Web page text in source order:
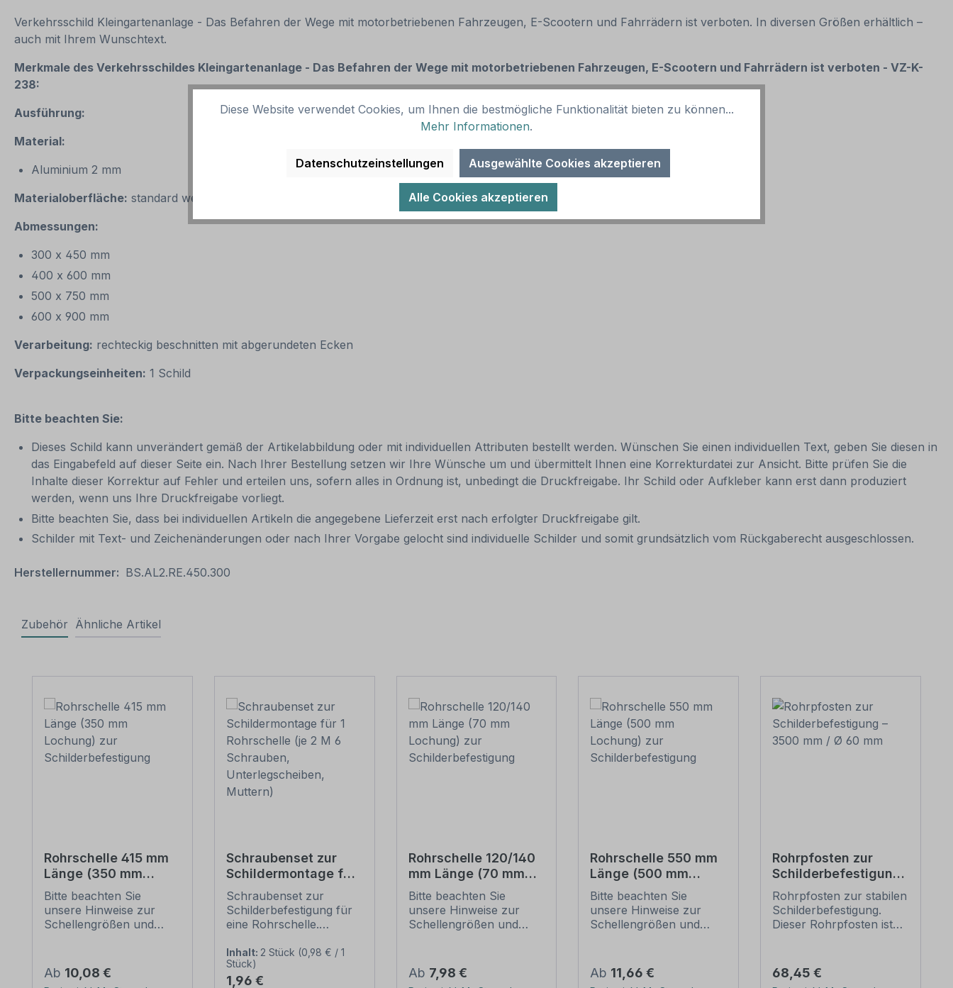
Verkehrsschild Kleingartenanlage - Das Befahren der Wege mit motorbetriebenen Fahrzeugen, E-Scootern und Fahrrädern ist verboten. In diversen Größen erhältlich –
auch mit Ihrem Wunschtext.
Merkmale des Verkehrsschildes Kleingartenanlage - Das Befahren der Wege mit motorbetriebenen Fahrzeugen, E-Scootern und Fahrrädern ist verboten - VZ-K-
238:
Ausführung:
Material:
Aluminium 2 mm
Materialoberfläche: standard weiß oder reflektierend (RA 1)
Abmessungen:
300 x 450 mm
400 x 600 mm
500 x 750 mm
600 x 900 mm
Verarbeitung: rechteckig beschnitten mit abgerundeten Ecken
Verpackungseinheiten: 1 Schild
Bitte beachten Sie:
Dieses Schild kann unverändert gemäß der Artikelabbildung oder mit individuellen Attributen bestellt werden. Wünschen Sie einen individuellen Text, geben Sie diesen in
das Eingabefeld auf dieser Seite ein. Nach Ihrer Bestellung setzen wir Ihre Wünsche um und übermittelt Ihnen eine Korrekturdatei zur Ansicht. Bitte prüfen Sie die
Inhalte dieser Korrektur auf Fehler und erteilen uns, sofern alles in Ordnung ist, unbedingt die Druckfreigabe. Ihr Schild oder Aufkleber kann erst dann produziert
werden, wenn uns Ihre Druckfreigabe vorliegt.
Bitte beachten Sie, dass bei individuellen Artikeln die angegebene Lieferzeit erst nach erfolgter Druckfreigabe gilt.
Schilder mit Text- und Zeichenänderungen oder nach Ihrer Vorgabe gelocht sind individuelle Schilder und somit grundsätzlich vom Rückgaberecht ausgeschlossen.
Herstellernummer: BS.AL2.RE.450.300
Zubehör Ähnliche Artikel
Rohrschelle 415 mm
Länge (350 mm
Lochung) zur
Schilderbefestigung
Bitte beachten Sie
unsere Hinweise zur
Schellengrößen und
(weiter unten).
Rohrschellen nach der
Regulärer Preis:
Ab 10,08 €
Schraubenset zur
Schildermontage für
1 Rohrschelle (je 2 M
6 Schrauben,
Unterlegscheiben,
Schraubenset zur
Schilderbefestigung für
eine Rohrschelle.
Schraubensets zur
Schilderbefestigung:
Ausführung: Stahl,
Inhalt: 2 Stück (0,98 € / 1
Stück)
Regulärer Preis:
1,96 €
Rohrschelle 120/140
mm Länge (70 mm
Lochung) zur
Schilderbefestigung
Bitte beachten Sie
unsere Hinweise zur
Schellengrößen und
(weiter unten).
Rohrschellen nach der
Regulärer Preis:
Ab 7,98 €
Rohrschelle 550 mm
Länge (500 mm
Lochung) zur
Schilderbefestigung
Bitte beachten Sie
unsere Hinweise zur
Schellengrößen und
(weiter unten).
Rohrschellen nach der
Regulärer Preis:
Ab 11,66 €
Rohrpfosten zur
Schilderbefestigung
– 3500 mm / Ø 60
mm
Rohrpfosten zur stabilen
Schilderbefestigung.
Dieser Rohrpfosten ist
60 mm geeignet.
Merkmale dieses
Regulärer Preis:
68,45 €
Diese Website verwendet Cookies, um Ihnen die bestmögliche Funktionalität bieten zu können...
Mehr Informationen.
Datenschutzeinstellungen Ausgewählte Cookies akzeptieren
Alle Cookies akzeptieren